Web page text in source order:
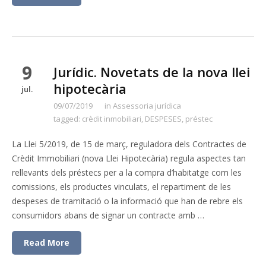
9
jul.
Jurídic. Novetats de la nova llei
hipotecària
09/07/2019 in Assessoria jurídica
tagged: crèdit inmobiliari, DESPESES, préstec
La Llei 5/2019, de 15 de març, reguladora dels Contractes de
Crèdit Immobiliari (nova Llei Hipotecària) regula aspectes tan
rellevants dels préstecs per a la compra d’habitatge com les
comissions, els productes vinculats, el repartiment de les
despeses de tramitació o la informació que han de rebre els
consumidors abans de signar un contracte amb …
Read More